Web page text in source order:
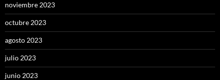
noviembre 2023
octubre 2023
agosto 2023
julio 2023
junio 2023